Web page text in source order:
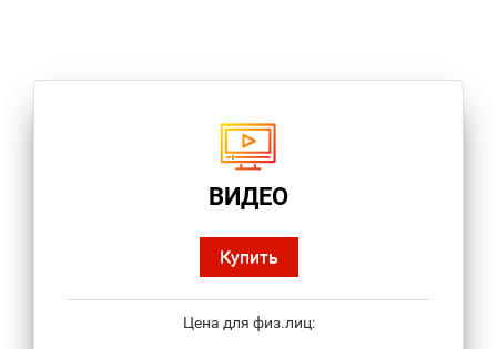
ВИДЕО
Купить
Цена для физ.лиц: